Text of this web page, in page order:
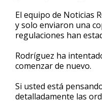
El equipo de Noticias
y solo enviaron una
regulaciones han
Rodríguez ha
comenzar de nuevo.
Si usted está
detalladamente las